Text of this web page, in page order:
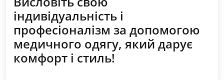
індивідуальність і
професіоналізм за допомогою
медичного одягу, який дарує
комфорт і стиль!